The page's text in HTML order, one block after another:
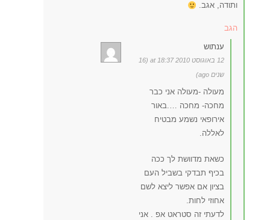
ותודה, אגב.
הגב
ענתוש
12 באוגוסט 2010 at 18:37 (16
שנים ago)
מעולה -מעולה אני כבר
מחכה- מחכה ….באור
אירופאי נשמע מבטיח
לאללה.
כשאת מדוושת לך ככה
בכיף תבדקי בשביל העם
בציון אם אפשר ליצא לשם
אחוזי לחות.
לדעתי זה סטראט אפ . אני